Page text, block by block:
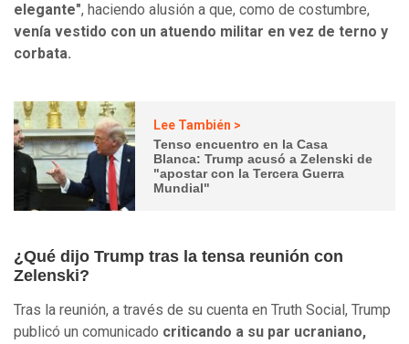
elegante", haciendo alusión a que, como de costumbre,
venía vestido con un atuendo militar en vez de terno y
corbata.
Lee También >
Tenso encuentro en la Casa
Blanca: Trump acusó a Zelenski de
"apostar con la Tercera Guerra
Mundial"
¿Qué dijo Trump tras la tensa reunión con
Zelenski?
Tras la reunión, a través de su cuenta en Truth Social, Trump
publicó un comunicado criticando a su par ucraniano,